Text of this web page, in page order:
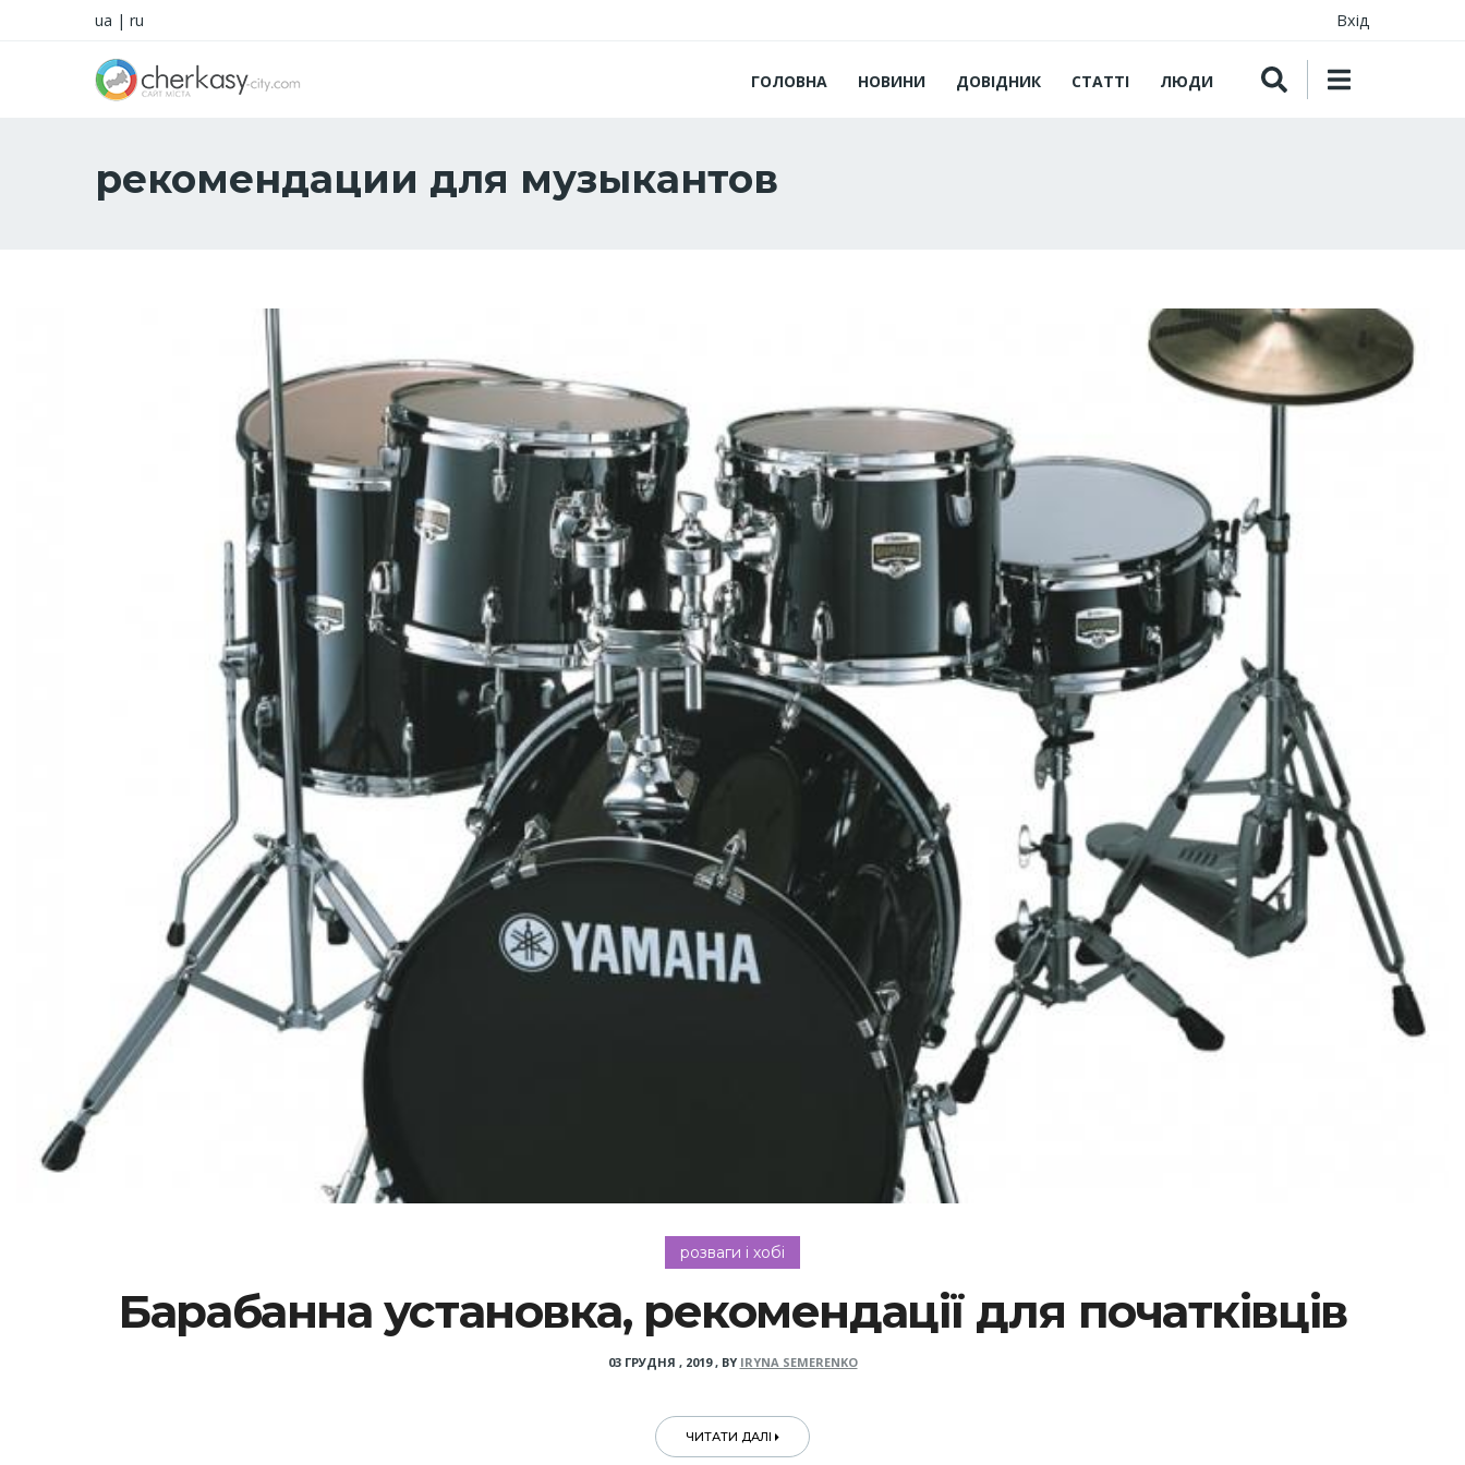
ua | ru Вхід
ГОЛОВНА НОВИНИ ДОВІДНИК СТАТТІ ЛЮДИ
рекомендации для музыкантов
розваги і хобі
Барабанна установка, рекомендації для початківців
03 ГРУДНЯ , 2019, BY IRYNA SEMERENKO
ЧИТАТИ ДАЛІ